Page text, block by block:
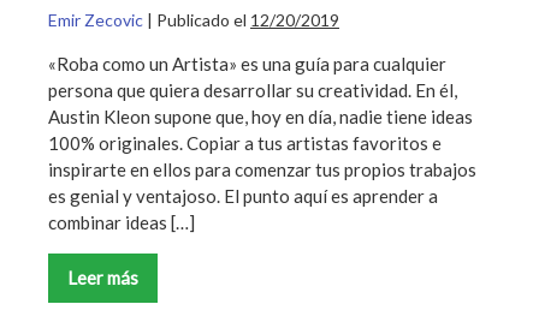
Emir Zecovic | Publicado el 12/20/2019
«Roba como un Artista» es una guía para cualquier
persona que quiera desarrollar su creatividad. En él,
Austin Kleon supone que, hoy en día, nadie tiene ideas
100% originales. Copiar a tus artistas favoritos e
inspirarte en ellos para comenzar tus propios trabajos
es genial y ventajoso. El punto aquí es aprender a
combinar ideas […]
Leer más
Roba
Como